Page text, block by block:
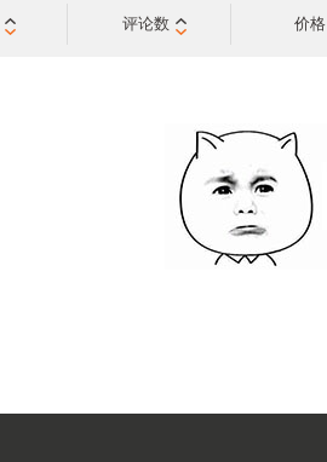
评论数 价格